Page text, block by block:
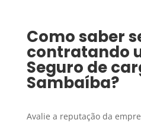
Como saber
contratando
Seguro de
Sambaíba?
Avalie a reputação da